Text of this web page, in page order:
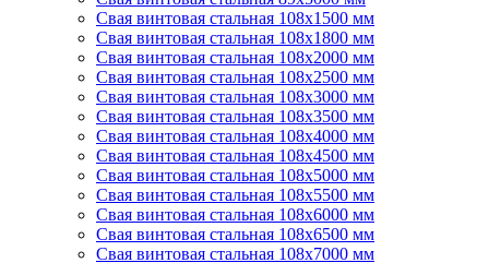
Свая винтовая стальная 108х1500 мм
Свая винтовая стальная 108х1800 мм
Свая винтовая стальная 108х2000 мм
Свая винтовая стальная 108х2500 мм
Свая винтовая стальная 108х3000 мм
Свая винтовая стальная 108х3500 мм
Свая винтовая стальная 108х4000 мм
Свая винтовая стальная 108х4500 мм
Свая винтовая стальная 108х5000 мм
Свая винтовая стальная 108х5500 мм
Свая винтовая стальная 108х6000 мм
Свая винтовая стальная 108х6500 мм
Свая винтовая стальная 108х7000 мм